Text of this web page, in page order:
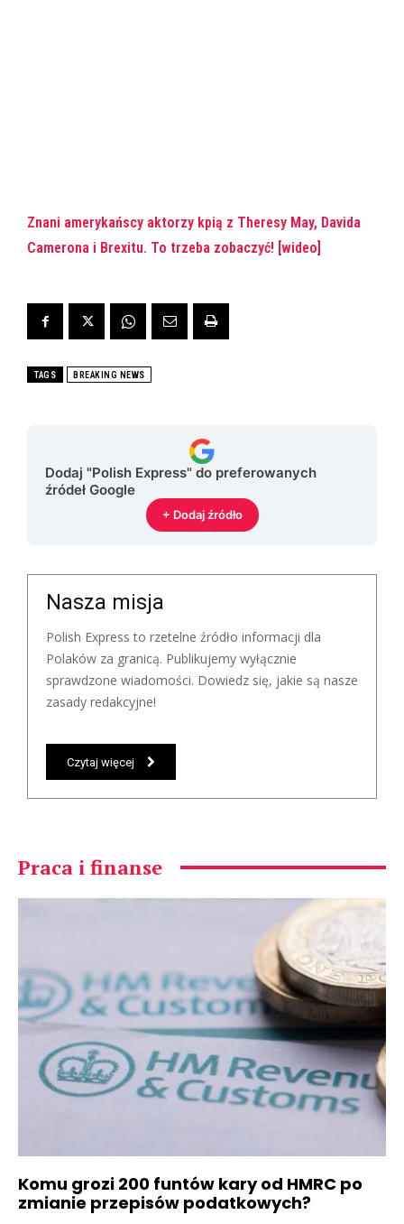
Znani amerykańscy aktorzy kpią z Theresy May, Davida
Camerona i Brexitu. To trzeba zobaczyć! [wideo]
TAGS BREAKING NEWS
Dodaj "Polish Express" do preferowanych
źródeł Google
+ Dodaj źródło
Nasza misja
Polish Express to rzetelne źródło informacji dla
Polaków za granicą. Publikujemy wyłącznie
sprawdzone wiadomości. Dowiedz się, jakie są nasze
zasady redakcyjne!
Czytaj więcej
Praca i finanse
Komu grozi 200 funtów kary od HMRC po
zmianie przepisów podatkowych?